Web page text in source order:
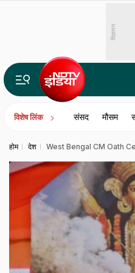
विज्ञापन
विशेष लिंक संसद मौसम
होम देश West Bengal CM Oath